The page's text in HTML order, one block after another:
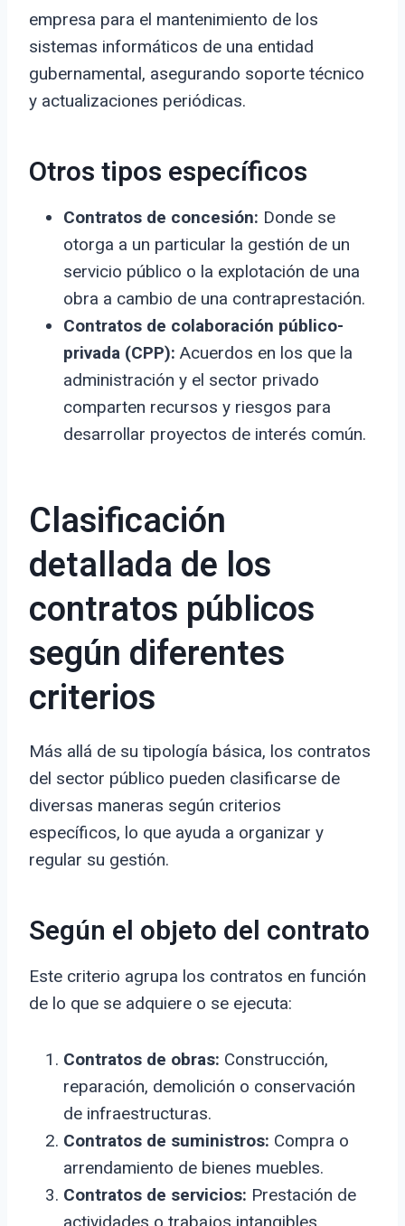
empresa para el mantenimiento de los
sistemas informáticos de una entidad
gubernamental, asegurando soporte técnico
y actualizaciones periódicas.
Otros tipos específicos
Contratos de concesión: Donde se
otorga a un particular la gestión de un
servicio público o la explotación de una
obra a cambio de una contraprestación.
Contratos de colaboración público-
privada (CPP): Acuerdos en los que la
administración y el sector privado
comparten recursos y riesgos para
desarrollar proyectos de interés común.
Clasificación
detallada de los
contratos públicos
según diferentes
criterios
Más allá de su tipología básica, los contratos
del sector público pueden clasificarse de
diversas maneras según criterios
específicos, lo que ayuda a organizar y
regular su gestión.
Según el objeto del contrato
Este criterio agrupa los contratos en función
de lo que se adquiere o se ejecuta:
Contratos de obras: Construcción,
reparación, demolición o conservación
de infraestructuras.
Contratos de suministros: Compra o
arrendamiento de bienes muebles.
Contratos de servicios: Prestación de